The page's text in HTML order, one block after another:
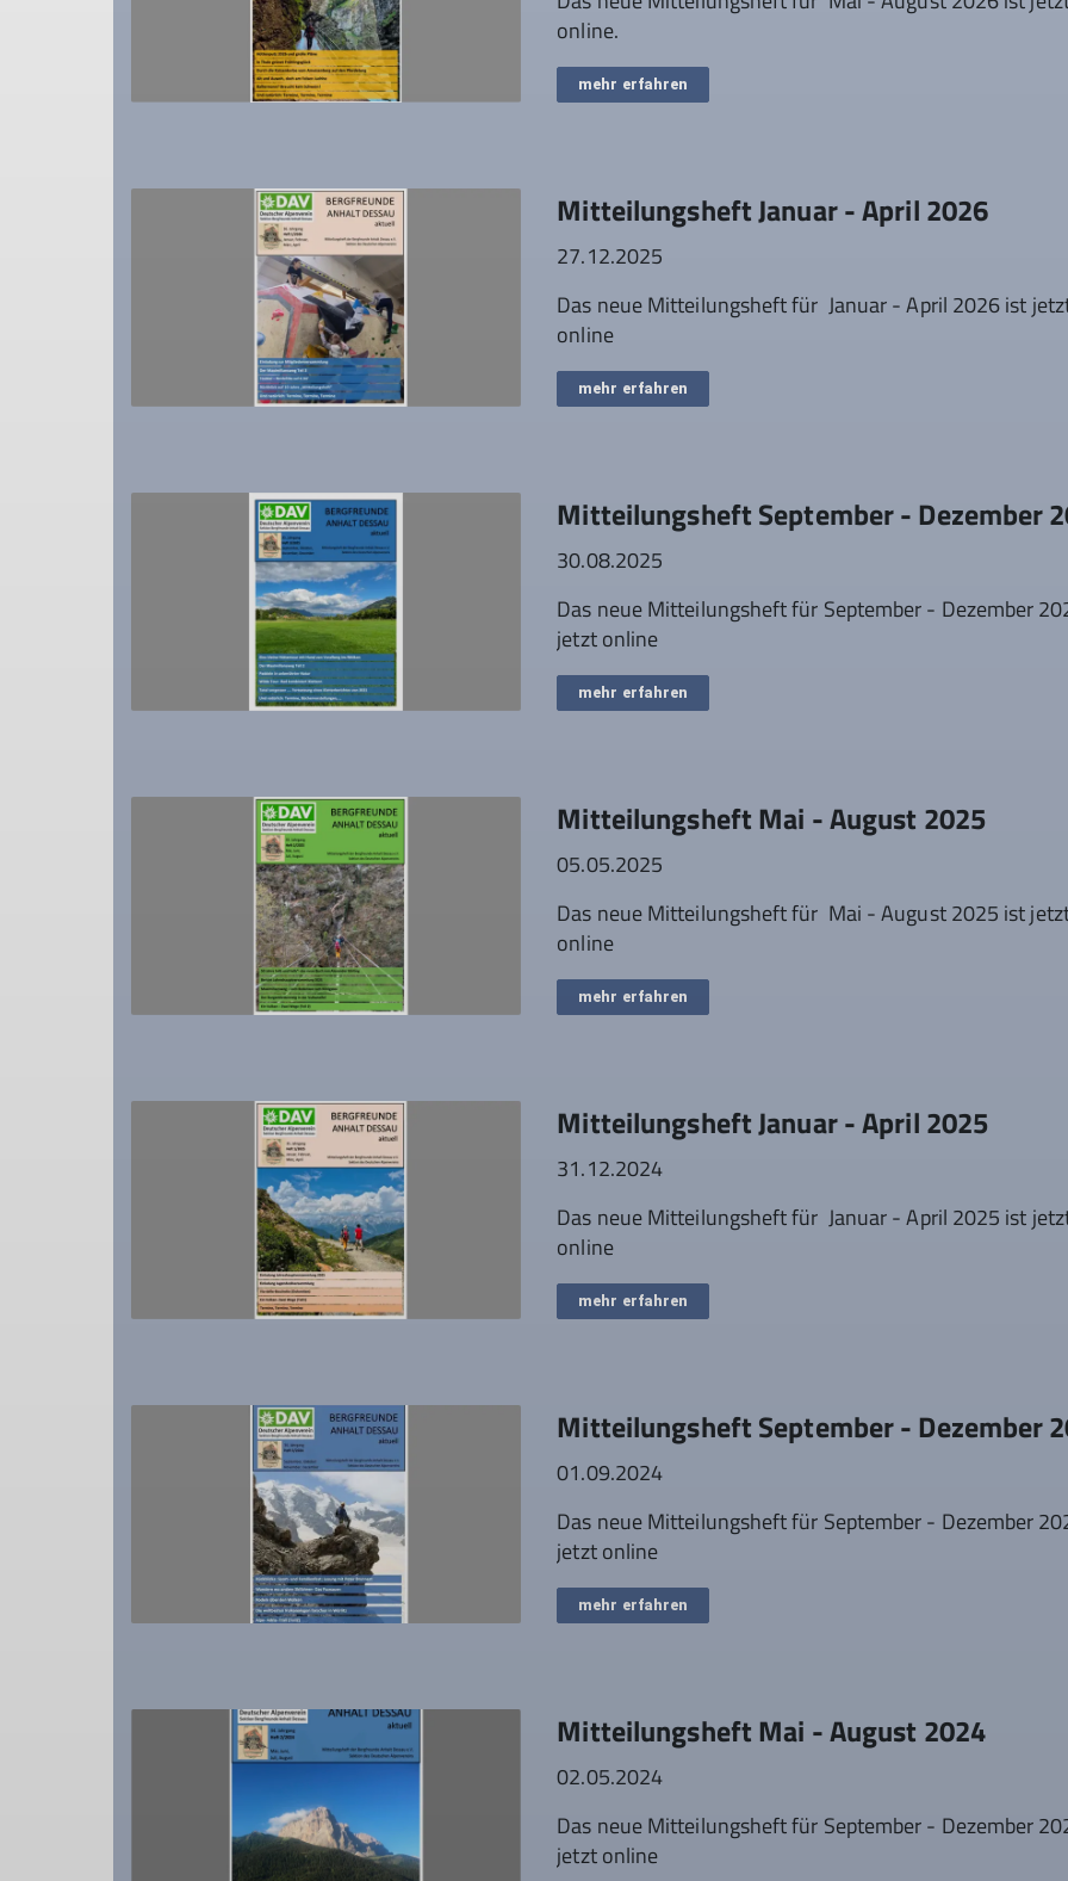
online.
mehr erfahren
Mitteilungsheft Januar - April 2026
27.12.2025
Das neue Mitteilungsheft für Januar - April 2026 ist
online
mehr erfahren
Mitteilungsheft September - Dezember
30.08.2025
Das neue Mitteilungsheft für September - Dezember
jetzt online
mehr erfahren
Mitteilungsheft Mai - August 2025
05.05.2025
Das neue Mitteilungsheft für Mai - August 2025 ist
online
mehr erfahren
Mitteilungsheft Januar - April 2025
31.12.2024
Das neue Mitteilungsheft für Januar - April 2025 ist
online
mehr erfahren
Mitteilungsheft September - Dezember
01.09.2024
Das neue Mitteilungsheft für September - Dezember
jetzt online
mehr erfahren
Mitteilungsheft Mai - August 2024
02.05.2024
Das neue Mitteilungsheft für September - Dezember
jetzt online